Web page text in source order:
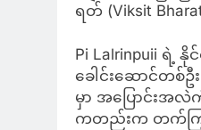
ရတ် (Viksit
Pi Lalrinpuii ရဲ့
ခေါင်းဆောင်တစ်
မှာ အပြောင်းအလဲ
ကတည်းက တက်ကြွစွ